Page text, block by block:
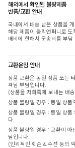
해외에서 확인된 불량제품
반품/교환 안내
국내에서 배송 받은 상품을
해당 제품이 클릭앤퍼니로
배비에 한해서 운송비를 부담
교환운임 안내
상품 교환은 동일 상품 또는
객님 부담입니다.
(상품을 저희쪽에 보내는
상품 불량일 경우 : 동일 상품
상품 불량일 경우 : 동일 상
다.
상품 불량일 경우 : 교환이
담입니다.
(인위적인 훼손 & 수선 등의